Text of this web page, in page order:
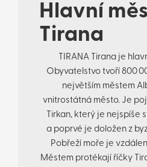
Hlavní
Tirana
TIRANA Tirana je
Obyvatelstvo tvoří 800
největším městem
vnitrostátná město. Je
Tirkan, který je nejspíše
a poprvé je doložen z
Pobřeží moře je
Městem protékají říčky